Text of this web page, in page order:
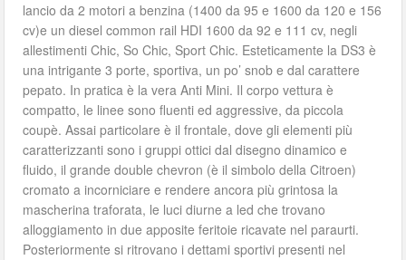
lancio da 2 motori a benzina (1400 da 95 e 1600 da 120 e 156
cv)e un diesel common rail HDI 1600 da 92 e 111 cv, negli
allestimenti Chic, So Chic, Sport Chic. Esteticamente la DS3 è
una intrigante 3 porte, sportiva, un po’ snob e dal carattere
pepato. In pratica è la vera Anti Mini. Il corpo vettura è
compatto, le linee sono fluenti ed aggressive, da piccola
coupè. Assai particolare è il frontale, dove gli elementi più
caratterizzanti sono i gruppi ottici dal disegno dinamico e
fluido, il grande double chevron (è il simbolo della Citroen)
cromato a incorniciare e rendere ancora più grintosa la
mascherina traforata, le luci diurne a led che trovano
alloggiamento in due apposite feritoie ricavate nel paraurti.
Posteriormente si ritrovano i dettami sportivi presenti nel